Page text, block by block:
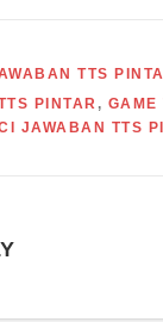
TTS
PINTAR , GAME
JAWABAN TTS